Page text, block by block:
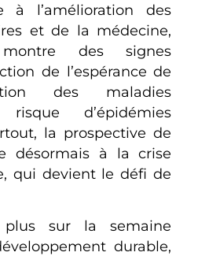
à l’amélioration des
et de la médecine,
des signes
de l’espérance de
des maladies
d’épidémies
la prospective de
désormais à la crise
qui devient le défi de
sur la semaine
durable,